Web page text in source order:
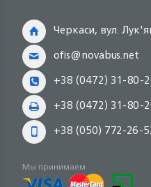
Черкаси, вул.
ofis@novabus.net
+38 (0472) 31-80-
+38 (0472) 31-80-
+38 (050) 772-26-
Мы принимаем